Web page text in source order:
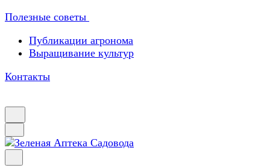
Полезные советы
Публикации агронома
Выращивание культур
Контакты